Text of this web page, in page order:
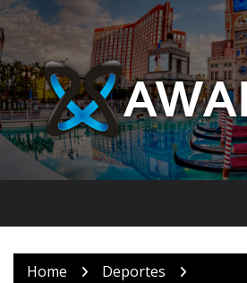
Skip
to
content
Home
Deportes